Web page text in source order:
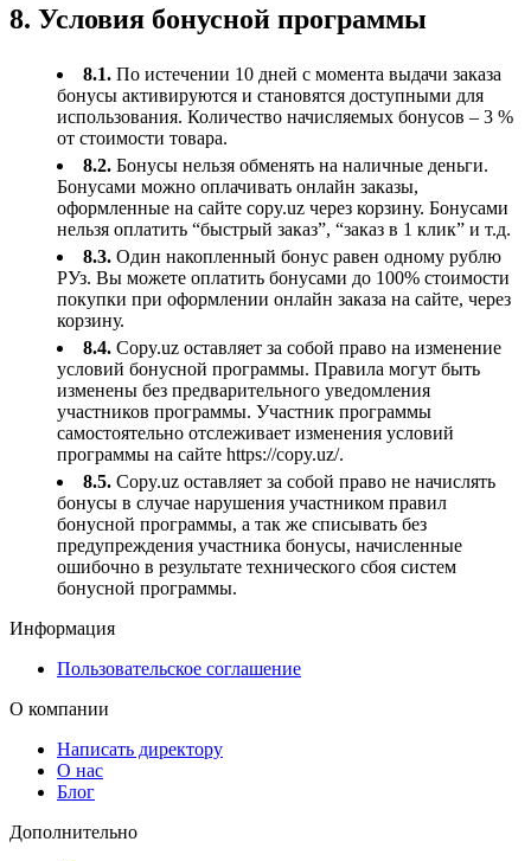
8. Условия бонусной программы
8.1. По истечении 10 дней с момента выдачи заказа
бонусы активируются и становятся доступными для
использования. Количество начисляемых бонусов – 3 %
от стоимости товара.
8.2. Бонусы нельзя обменять на наличные деньги.
Бонусами можно оплачивать онлайн заказы,
оформленные на сайте copy.uz через корзину. Бонусами
нельзя оплатить “быстрый заказ”, “заказ в 1 клик” и т.д.
8.3. Один накопленный бонус равен одному рублю
РУз. Вы можете оплатить бонусами до 100% стоимости
покупки при оформлении онлайн заказа на сайте, через
корзину.
8.4. Copy.uz оставляет за собой право на изменение
условий бонусной программы. Правила могут быть
изменены без предварительного уведомления
участников программы. Участник программы
самостоятельно отслеживает изменения условий
программы на сайте https://copy.uz/.
8.5. Copy.uz оставляет за собой право не начислять
бонусы в случае нарушения участником правил
бонусной программы, а так же списывать без
предупреждения участника бонусы, начисленные
ошибочно в результате технического сбоя систем
бонусной программы.
Информация
Пользовательское соглашение
О компании
Написать директору
О нас
Блог
Дополнительно